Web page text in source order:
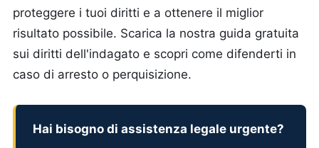
proteggere i tuoi diritti e a ottenere il miglior
risultato possibile. Scarica la nostra guida gratuita
sui diritti dell'indagato e scopri come difenderti in
caso di arresto o perquisizione.
Hai bisogno di assistenza legale urgente?